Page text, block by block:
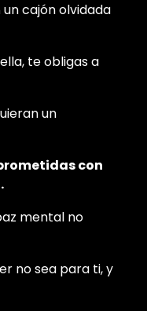
cajón olvidada
te obligas a
un
con
mental no
no sea para ti, y